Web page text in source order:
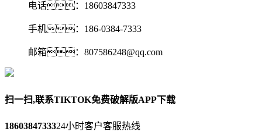
电话：18603847333
手机：186-0384-7333
邮箱：807586248@qq.com‬
扫一扫,联系TIKTOK免费破解版APP下载
1860384733324小时客户客服热线